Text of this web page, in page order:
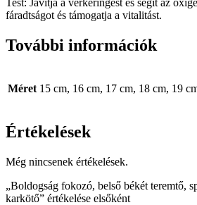
Test: Javítja a vérkeringést és segít az
fáradtságot és támogatja a vitalitást.
További információk
Méret 15 cm, 16 cm, 17 cm, 18 cm, 19
Értékelések
Még nincsenek értékelések.
„Boldogság fokozó, belső békét teremtő,
karkötő” értékelése elsőként